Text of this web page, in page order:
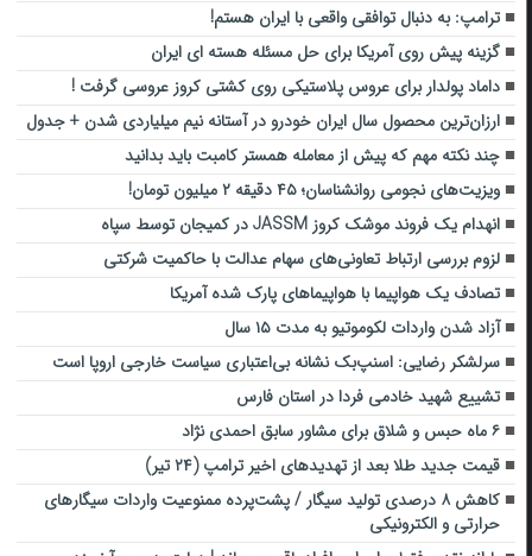
ترامپ: به دنبال توافقی واقعی با ایران هستم!
گزینه پیش روی آمریکا برای حل مسئله هسته ای ایران
داماد پولدار برای عروس پلاستیکی روی کشتی کروز عروسی گرفت !
ارزان‌ترین محصول سال ایران خودرو در آستانه نیم میلیاردی شدن + جدول
چند نکته مهم که پیش از معامله همستر کامبت باید بدانید
ویزیت‌های نجومی روانشناسان؛ ۴۵ دقیقه ۲ میلیون تومان!
انهدام یک فروند موشک کروز JASSM در کمیجان توسط سپاه
لزوم بررسی ارتباط تعاونی‌های سهام عدالت با حاکمیت شرکتی
تصادف یک هواپیما با هواپیماهای پارک شده آمریکا
آزاد شدن واردات لکوموتیو به مدت ۱۵ سال
سرلشکر رضایی: اسنپ‌بک نشانه بی‌اعتباری سیاست خارجی اروپا است
تشییع شهید خادمی فردا در استان فارس
۶ ماه حبس و شلاق برای مشاور سابق احمدی نژاد
قیمت جدید طلا بعد از تهدیدهای اخیر ترامپ (۲۴ تیر)
کاهش ۸ درصدی تولید سیگار / پشت‌پرده ممنوعیت واردات سیگارهای
حرارتی و الکترونیکی